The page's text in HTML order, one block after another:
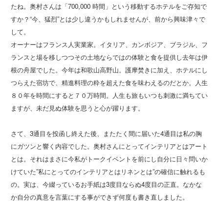
たね。奥村さんは「700,000 時間」という移動するホテルをご存知で
すか？“今、猛烈”とは少し違うかもしれませんが、前から興味津々で
して。
オーナーはフランス人実業家。イタリア、カンボジア、ブラジル、フ
ランスと場を移しつつその土地ならではの体験と食を提供し去年は伊
根の舟屋でした。今年は和歌山高野山。護摩焚きに加え、ホテルにし
つらえた宿坊で、精進料理の粋を超えた食を味わえるのだとか。人生
８０年を時間にすると７０万時間。人生も旅もいつも刺激に満ちてい
ますが、未だ見ぬ体験を思うと心が躍ります。
さて、3通目を投函し終えた後、またたく間に届いた4通目は私の胸
にガツンと響く内容でした。奥村さんにとってインテリアとはアート
とは。それはまさに今私がトークイベントを前にし自分に日々問いか
けていた”私にとってのインテリアとはリネンとは”の確信に触れるも
の。実は、今綴っているお手紙は3度目ならぬ4度目の正直。なかな
か自分の真意を言葉にする事ができず何度も書き直しました。